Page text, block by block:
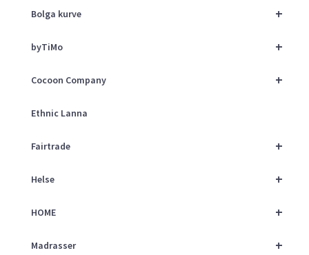
+
Bolga kurve
+
byTiMo
+
Cocoon Company
Ethnic Lanna
+
Fairtrade
+
Helse
+
HOME
+
Madrasser